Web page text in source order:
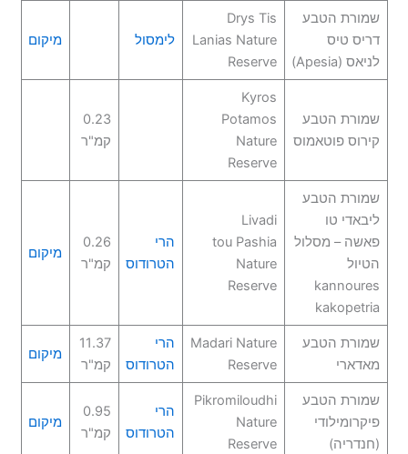
שמורת הטבע
דריס טיס
לניאס (Apesia)
Drys Tis
Lanias Nature
Reserve
לימסול מיקום
שמורת הטבע
קירוס פוטאמוס
Kyros
Potamos
Nature
Reserve
0.23
קמ"ר
שמורת הטבע
ליבאדי טו
פאשה – מסלול
הטיול
kannoures
kakopetria
Livadi
tou Pashia
Nature
Reserve
הרי
הטרודוס
0.26
קמ"ר
מיקום
שמורת הטבע
מאדארי
Madari Nature
Reserve
הרי
הטרודוס
11.37
קמ"ר
מיקום
שמורת הטבע
פיקרומילודי
(חנדריה)
Pikromiloudhi
Nature
Reserve
הרי
הטרודוס
0.95
קמ"ר
מיקום